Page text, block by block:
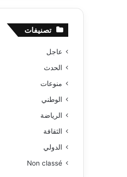
تصنيفات
عاجل
الحدث
منوعات
الوطني
الرياضة
الثقافة
الدولي
Non classé